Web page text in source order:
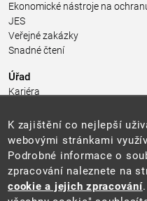
Ekonomické nástroje na
JES
Veřejné zakázky
Snadné čtení
Úřad
Kariéra
Pro média a veřejnost
Povinně zveřejňované informace
Kontakty
Přistupnost budovy úřadu MŽP
Web
K zajištění co nejlepší
webovými stránkami
Podrobné informace o
zpracování naleznete na
cookie a jejich zpracování